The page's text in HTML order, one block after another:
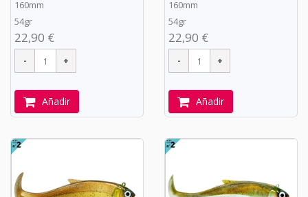
160mm
54gr
22,90 €
Añadir
160mm
54gr
22,90 €
Añadir